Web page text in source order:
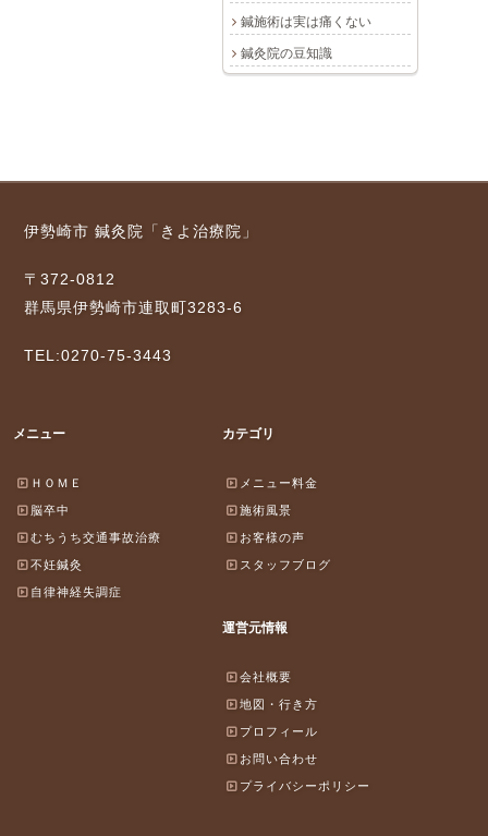
鍼施術は実は痛くない
鍼灸院の豆知識
伊勢崎市 鍼灸院「きよ治療院」
〒372-0812
群馬県伊勢崎市連取町3283-6
TEL:0270-75-3443
メニュー
ＨＯＭＥ
脳卒中
むちうち交通事故治療
不妊鍼灸
自律神経失調症
カテゴリ
メニュー料金
施術風景
お客様の声
スタッフブログ
運営元情報
会社概要
地図・行き方
プロフィール
お問い合わせ
プライバシーポリシー